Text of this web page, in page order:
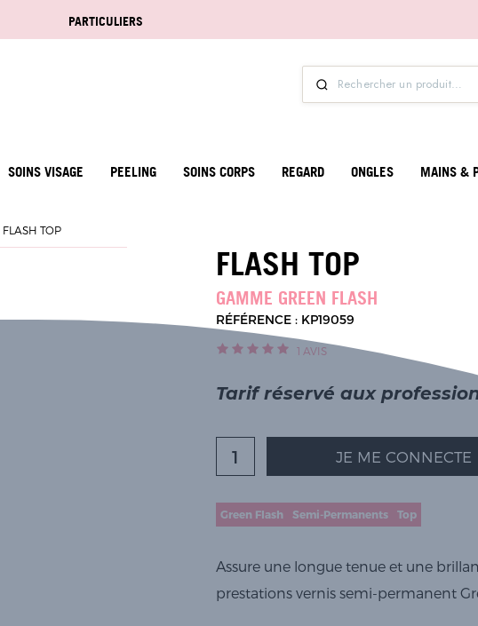
PARTICULIERS
SOINS VISAGE PEELING SOINS CORPS REGARD ONGLES MAINS &
FLASH TOP
FLASH TOP
GAMME GREEN FLASH
RÉFÉRENCE : KP19059
1 AVIS
Tarif réservé aux
JE ME CONNECTE
Green Flash Semi-Permanents Top
Assure une longue tenue et une
prestations vernis semi-permanent